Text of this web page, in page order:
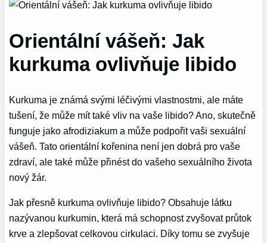
Orientální vášeň: Jak
kurkuma ovlivňuje libido
Kurkuma je známá svými léčivými vlastnostmi, ale máte
tušení, že může mít také vliv na vaše libido? Ano, skutečně
funguje jako afrodiziakum a může podpořit vaši sexuální
vášeň. Tato orientální kořenina není jen dobrá pro vaše
zdraví, ale také může přinést do vašeho sexuálního života
nový žár.
Jak přesně kurkuma ovlivňuje libido? Obsahuje látku
nazývanou kurkumin, která má schopnost zvyšovat průtok
krve a zlepšovat celkovou cirkulaci. Díky tomu se zvyšuje